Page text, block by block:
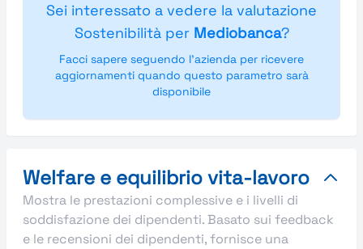
Sei interessato a vedere la valutazione
Sostenibilità per Mediobanca?
Facci sapere seguendo l'azienda per ricevere
aggiornamenti quando questo parametro sarà
disponibile
Welfare e equilibrio vita-lavoro
Mostra le prestazioni complessive e i livelli di
soddisfazione dei dipendenti. Basato sui feedback
e le recensioni dei dipendenti, fornisce una